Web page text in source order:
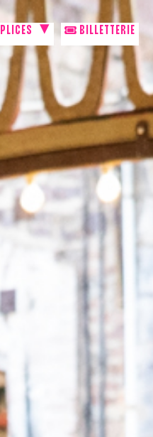
BILLETTERIE